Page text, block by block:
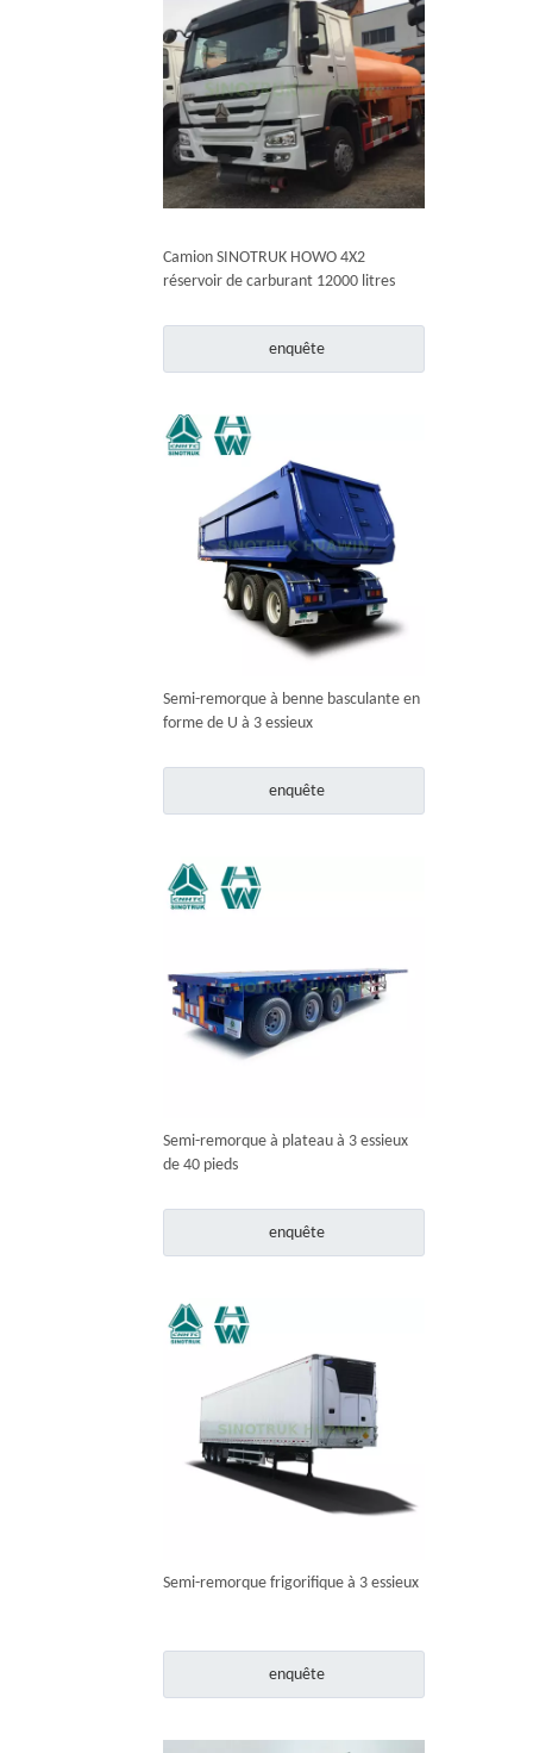
Camion SINOTRUK HOWO 4X2
réservoir de carburant 12000 litres
enquête
Semi-remorque à benne basculante en
forme de U à 3 essieux
enquête
Semi-remorque à plateau à 3 essieux
de 40 pieds
enquête
Semi-remorque frigorifique à 3 essieux
enquête